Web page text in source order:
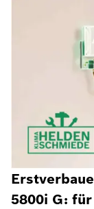
5800i G: